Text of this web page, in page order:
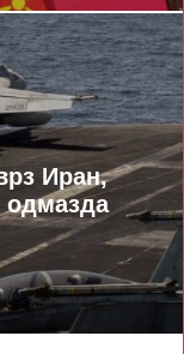
Иран,
одмазда